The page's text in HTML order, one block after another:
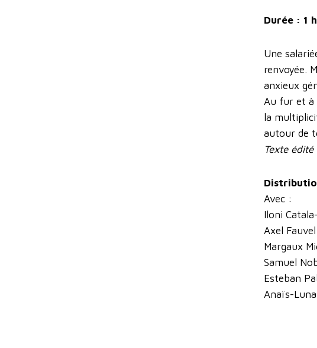
Durée : 1
Une
renvoyée.
anxieux
Au fur et à
la
autour de
Texte
Avec :
Iloni
Axel Fauvel
Margaux
Samuel
Esteban
Anaïs-